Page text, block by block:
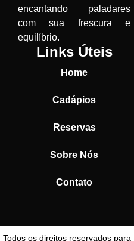
encantando paladares
com sua frescura e
equilíbrio.
Links Úteis
Home
Cadápios
Reservas
Sobre Nós
Contato
Todos os direitos reservados para